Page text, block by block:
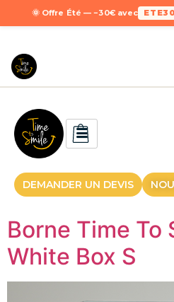
🌞 Offre Été — −30€ avec ETE30
DEMANDER UN DEVIS
Borne Time To
White Box S